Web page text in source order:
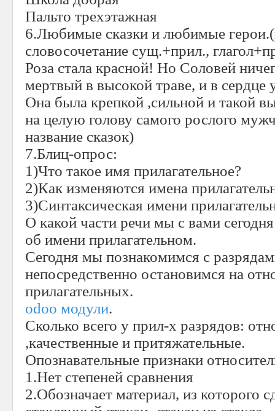
Пальто трехэтажная
6.Любимые сказки и любимые
словосочетание сущ.+прил.,
Роза стала красной! Но Соловей
мертвый в высокой траве, и в
Она была крепкой ,сильной и такой
на целую голову самого рослого
название сказок)
7.Блиц-опрос:
1)Что такое имя прилагательное?
2)Как изменяются имена
3)Синтаксическая имени
О какой части речи мы с вами
об имени прилагательном.
Сегодня мы познакомимся с
непосредственно остановимся на
прилагательных.
odoo модули.
Сколько всего у прил-х разрядов:
,качественные и притяжательные.
Опознавательные признаки
1.Нет степеней сравнения
2.Обозначает материал, из которого